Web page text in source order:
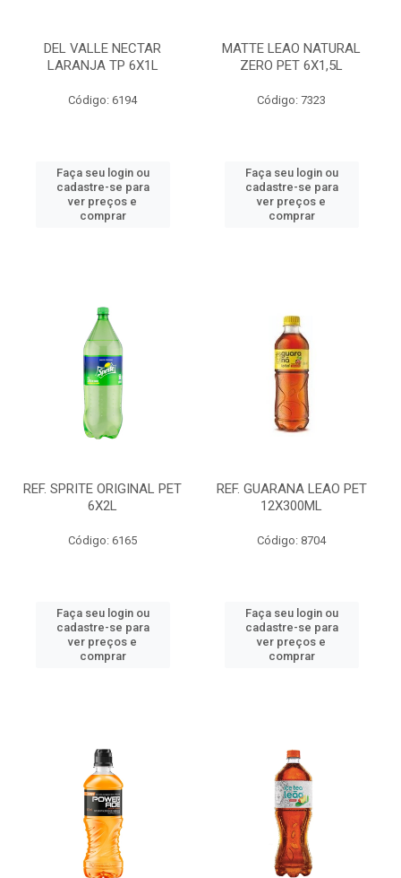
DEL VALLE NECTAR
LARANJA TP 6X1L
Código: 6194
Faça seu login ou
cadastre-se para
ver preços e
comprar
MATTE LEAO NATURAL
ZERO PET 6X1,5L
Código: 7323
Faça seu login ou
cadastre-se para
ver preços e
comprar
REF. SPRITE ORIGINAL PET
6X2L
Código: 6165
Faça seu login ou
cadastre-se para
ver preços e
comprar
REF. GUARANA LEAO PET
12X300ML
Código: 8704
Faça seu login ou
cadastre-se para
ver preços e
comprar